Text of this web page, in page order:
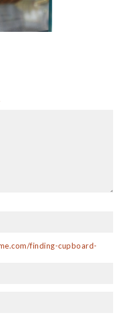
COMMENT
finding-cupboard-